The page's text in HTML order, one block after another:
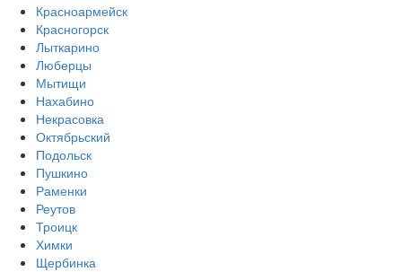
Красноармейск
Красногорск
Лыткарино
Люберцы
Мытищи
Нахабино
Некрасовка
Октябрьский
Подольск
Пушкино
Раменки
Реутов
Троицк
Химки
Щербинка